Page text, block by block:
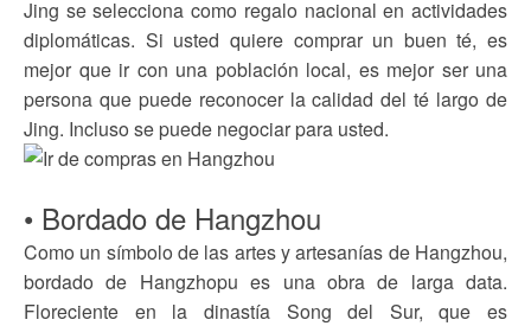
Jing se selecciona como regalo nacional en actividades
diplomáticas. Si usted quiere comprar un buen té, es
mejor que ir con una población local, es mejor ser una
persona que puede reconocer la calidad del té largo de
Jing. Incluso se puede negociar para usted.
• Bordado de Hangzhou
Como un símbolo de las artes y artesanías de Hangzhou,
bordado de Hangzhopu es una obra de larga data.
Floreciente en la dinastía Song del Sur, que es